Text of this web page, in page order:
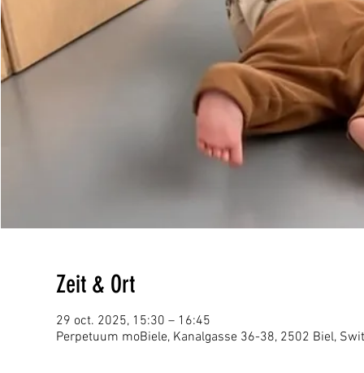
Zeit & Ort
29 oct. 2025, 15:30 – 16:45
Perpetuum moBiele, Kanalgasse 36-38, 2502 Biel,